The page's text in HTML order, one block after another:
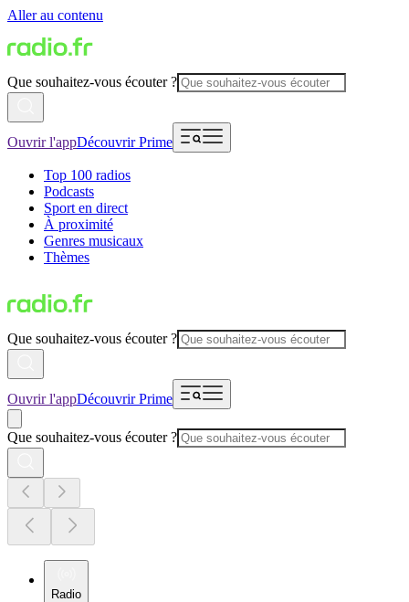
Aller au contenu
Que souhaitez-vous écouter ?
Ouvrir l'appDécouvrir Prime
Top 100 radios
Podcasts
Sport en direct
À proximité
Genres musicaux
Thèmes
Que souhaitez-vous écouter ?
Ouvrir l'appDécouvrir Prime
Que souhaitez-vous écouter ?
Radio